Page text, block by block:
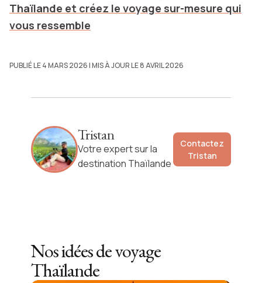
Thaïlande et créez le voyage sur-mesure qui
vous ressemble
PUBLIÉ LE 4 MARS 2026| MIS À JOUR LE 8 AVRIL 2026
Tristan
Votre expert sur la
destination Thaïlande
Contactez
Tristan
Nos idées de voyage
Thaïlande